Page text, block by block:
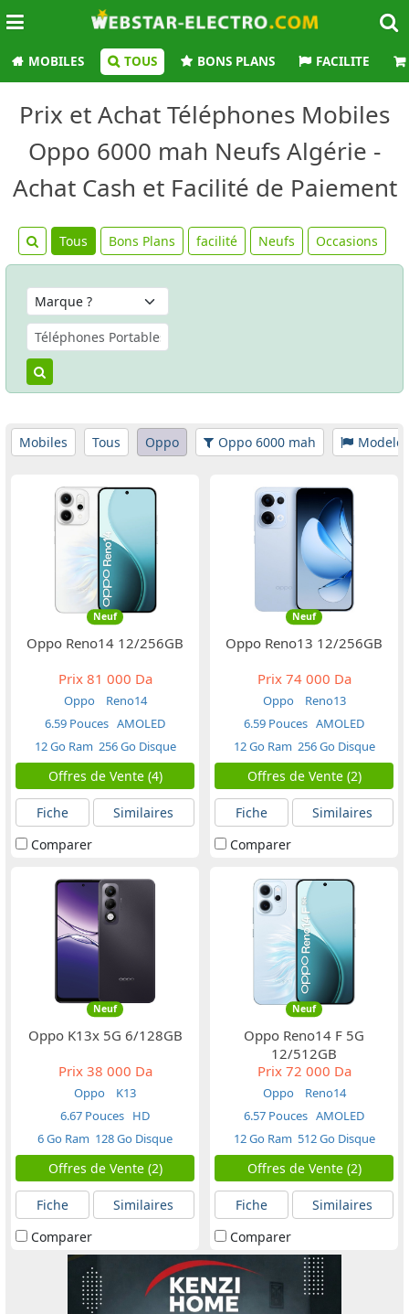
MOBILES TOUS BONS PLANS FACILITE
Prix et Achat Téléphones Mobiles
Oppo 6000 mah Neufs Algérie -
Achat Cash et Facilité de Paiement
Tous Bons Plans facilité Neufs Occasions
Mobiles Tous Oppo Oppo 6000 mah Modeles
Neuf
Oppo Reno14 12/256GB
Prix81 000 Da
Oppo
Reno14
6.59 Pouces AMOLED
12 Go Ram 256 Go Disque
Offres de Vente (4)
Fiche
Similaires
Comparer
Neuf
Oppo Reno13 12/256GB
Prix74 000 Da
Oppo
Reno13
6.59 Pouces AMOLED
12 Go Ram 256 Go Disque
Offres de Vente (2)
Fiche
Similaires
Comparer
Neuf
Oppo K13x 5G 6/128GB
Prix38 000 Da
Oppo
K13
6.67 Pouces HD
6 Go Ram 128 Go Disque
Offres de Vente (2)
Fiche
Similaires
Comparer
Neuf
Oppo Reno14 F 5G
12/512GB
Prix72 000 Da
Oppo
Reno14
6.57 Pouces AMOLED
12 Go Ram 512 Go Disque
Offres de Vente (2)
Fiche
Similaires
Comparer